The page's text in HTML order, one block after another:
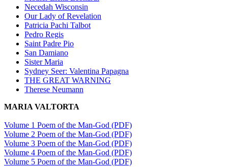
Necedah Wisconsin
Our Lady of Revelation
Patricia Pachi Talbot
Pedro Regis
Saint Padre Pio
San Damiano
Sister Maria
Sydney Seer: Valentina Papagna
THE GREAT WARNING
Therese Neumann
MARIA VALTORTA
Volume 1 Poem of the Man-God (PDF)
Volume 2 Poem of the Man-God (PDF)
Volume 3 Poem of the Man-God (PDF)
Volume 4 Poem of the Man-God (PDF)
Volume 5 Poem of the Man-God (PDF)